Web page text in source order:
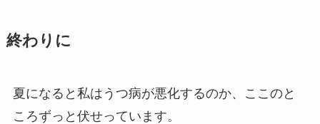
終わりに
夏になると私はうつ病が悪化するのか、ここのと
ころずっと伏せっています。